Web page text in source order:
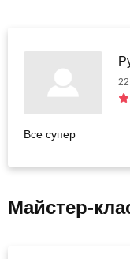
Все супер
Майстер-